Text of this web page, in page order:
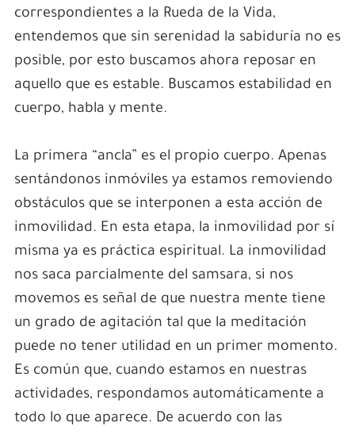
correspondientes a la Rueda de la Vida,
entendemos que sin serenidad la sabiduría no es
posible, por esto buscamos ahora reposar en
aquello que es estable. Buscamos estabilidad en
cuerpo, habla y mente.
La primera “ancla” es el propio cuerpo. Apenas
sentándonos inmóviles ya estamos removiendo
obstáculos que se interponen a esta acción de
inmovilidad. En esta etapa, la inmovilidad por sí
misma ya es práctica espiritual. La inmovilidad
nos saca parcialmente del samsara, si nos
movemos es señal de que nuestra mente tiene
un grado de agitación tal que la meditación
puede no tener utilidad en un primer momento.
Es común que, cuando estamos en nuestras
actividades, respondamos automáticamente a
todo lo que aparece. De acuerdo con las